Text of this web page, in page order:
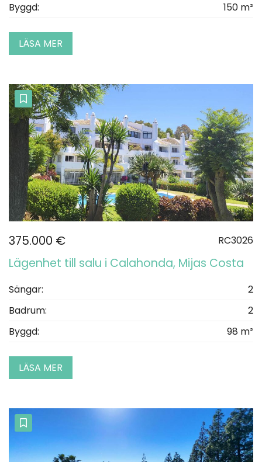
Byggd:
150 m²
LÄSA MER
375.000 € RC3026
Lägenhet till salu i Calahonda, Mijas Costa
Sängar:
2
Badrum:
2
Byggd:
98 m²
LÄSA MER